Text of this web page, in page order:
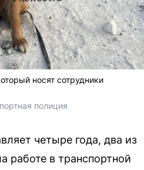
носят сотрудники
полиция
четыре года, два из
работе в транспортной